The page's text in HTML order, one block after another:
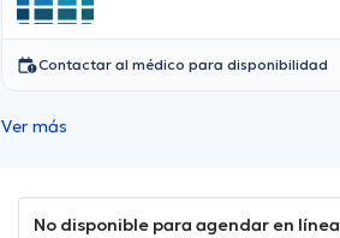
Contactar al médico para disponibilidad
Ver más
No disponible para agendar en línea